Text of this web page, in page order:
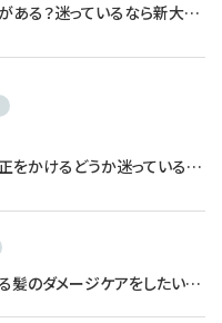
縮毛矯正をかける必要がある？迷っているなら新大久保駅のAInoa CRONOSへ
代々木駅近辺で縮毛矯正をかけるどうか迷っている方へぜひ読んでほしい！
麻布十番駅で夏に受ける髪のダメージケアをしたい方必見！